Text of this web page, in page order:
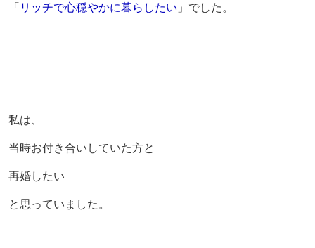
「 リッチで心穏やかに暮らしたい 」でした。
私は、
当時お付き合いしていた方と
再婚したい
と思っていました。